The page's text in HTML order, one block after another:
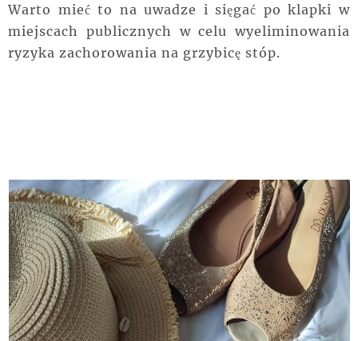
Warto mieć to na uwadze i sięgać po klapki w
miejscach publicznych w celu wyeliminowania
ryzyka zachorowania na grzybicę stóp.